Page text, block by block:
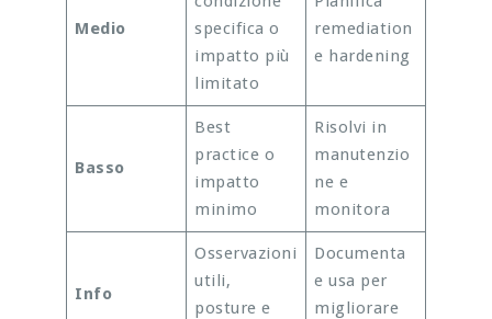
Medio
specifica o
impatto più
limitato
remediation
e hardening
Basso
Best
practice o
impatto
minimo
Risolvi in
manutenzio
ne e
monitora
Info
Osservazioni
utili,
posture e
Documenta
e usa per
migliorare